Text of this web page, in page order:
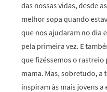
das nossas vidas, desde
melhor sopa quando
que nos ajudaram no dia
pela primeira vez. E
que fizéssemos o
mama. Mas, sobretudo, a
inspiram às mais jovens